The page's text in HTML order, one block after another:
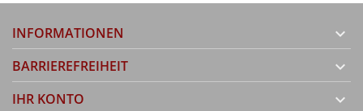
INFORMATIONEN 
BARRIEREFREIHEIT 
IHR KONTO 